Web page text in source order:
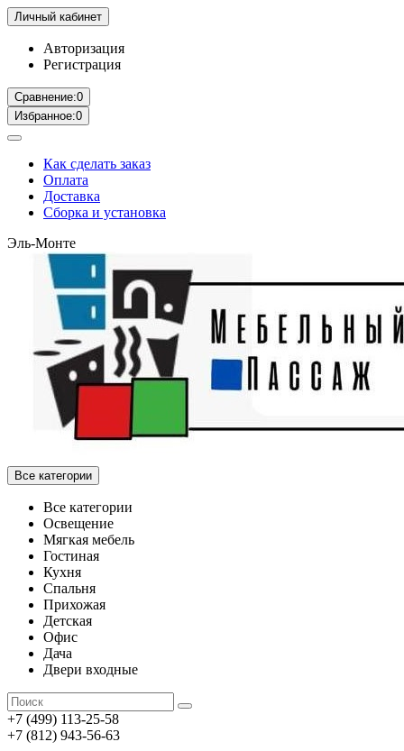
Личный кабинет
Авторизация
Регистрация
Сравнение:0
Избранное:0
Как сделать заказ
Оплата
Доставка
Сборка и установка
Эль-Монте
Все категории
Все категории
Освещение
Мягкая мебель
Гостиная
Кухня
Спальня
Прихожая
Детская
Офис
Дача
Двери входные
+7 (499) 113-25-58
+7 (812) 943-56-63